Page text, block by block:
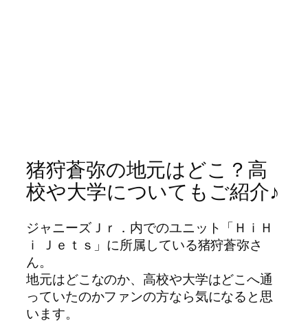
猪狩蒼弥の地元はどこ？高
校や大学についてもご紹介♪
ジャニーズＪｒ．内でのユニット「ＨｉＨ
ｉ Ｊｅｔｓ」に所属している猪狩蒼弥さ
ん。
地元はどこなのか、高校や大学はどこへ通
っていたのかファンの方なら気になると思
います。